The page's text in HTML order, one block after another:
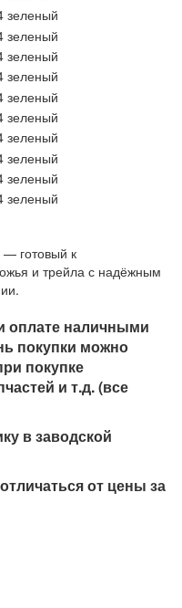
готовый к
и трейла с надёжным
оплате наличными
покупки можно
покупке
и т.д. (все
в заводской
от цены за